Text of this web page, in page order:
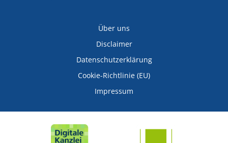
Über uns
Disclaimer
Datenschutzerklärung
Cookie-Richtlinie (EU)
Impressum